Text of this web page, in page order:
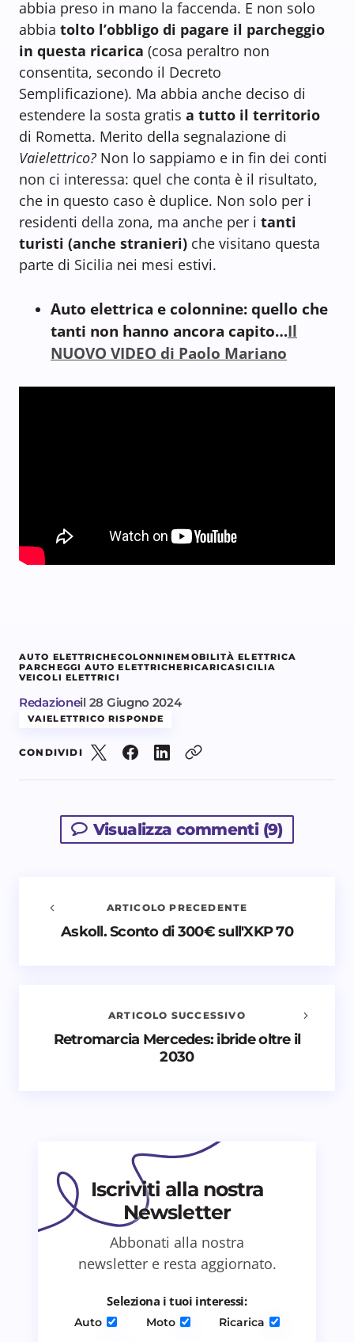
abbia preso in mano la faccenda. E non solo
abbia tolto l’obbligo di pagare il parcheggio
in questa ricarica (cosa peraltro non
consentita, secondo il Decreto
Semplificazione). Ma abbia anche deciso di
estendere la sosta gratis a tutto il territorio
di Rometta. Merito della segnalazione di
Vaielettrico? Non lo sappiamo e in fin dei conti
non ci interessa: quel che conta è il risultato,
che in questo caso è duplice. Non solo per i
residenti della zona, ma anche per i tanti
turisti (anche stranieri) che visitano questa
parte di Sicilia nei mesi estivi.
Auto elettrica e colonnine: quello che
tanti non hanno ancora capito…Il
NUOVO VIDEO di Paolo Mariano
AUTO ELETTRICHECOLONNINEMOBILITÀ ELETTRICA
PARCHEGGI AUTO ELETTRICHERICARICASICILIA
VEICOLI ELETTRICI
Redazioneil 28 Giugno 2024
VAIELETTRICO RISPONDE
CONDIVIDI
Visualizza commenti (9)
Il tuo commento *
Nome *
Salva il mio nome e email in questo browser
per il prossimo commento.
Avvisami quando vengono aggiunti nuovi
ARTICOLO PRECEDENTE
Askoll. Sconto di 300€ sull'XKP 70
ARTICOLO SUCCESSIVO
Retromarcia Mercedes: ibride oltre il
2030
Iscriviti alla nostra
Newsletter
Abbonati alla nostra
newsletter e resta aggiornato.
Seleziona i tuoi interessi:
Auto Moto
Ricarica